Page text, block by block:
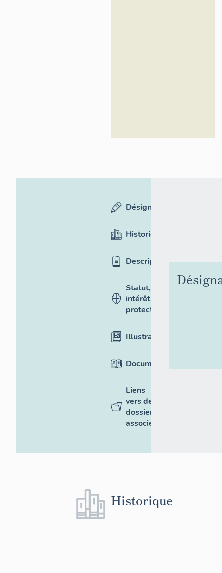
Désignation
Historique
Description
Statut,
intérêt et
protection
Illustrations
Documentation
Liens
vers des
dossiers
associés
Historique